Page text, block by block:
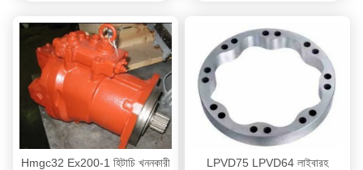
Hmgc32 Ex200-1 হিটাচি খননকারী
LPVD75 LPVD64 লাইবারহ